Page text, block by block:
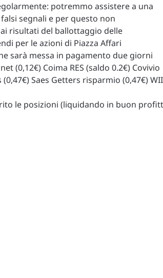
potremmo assistere a una
segnali e per questo non
risultati del ballottaggio delle
per le azioni di Piazza Affari
sarà messa in pagamento due giorni
(0,12€) Coima RES (saldo 0.2€) Covivio
Saes Getters risparmio (0,47€)
le posizioni (liquidando in buon